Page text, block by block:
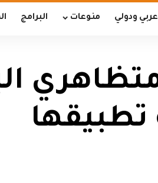
عربي ودولي منوعات البرامج
تطبيقها